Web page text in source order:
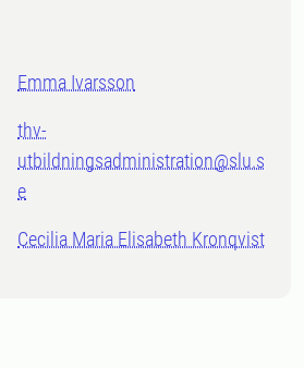
Emma Ivarsson
thv-
utbildningsadministration@slu.s
e
Cecilia Maria Elisabeth Kronqvist